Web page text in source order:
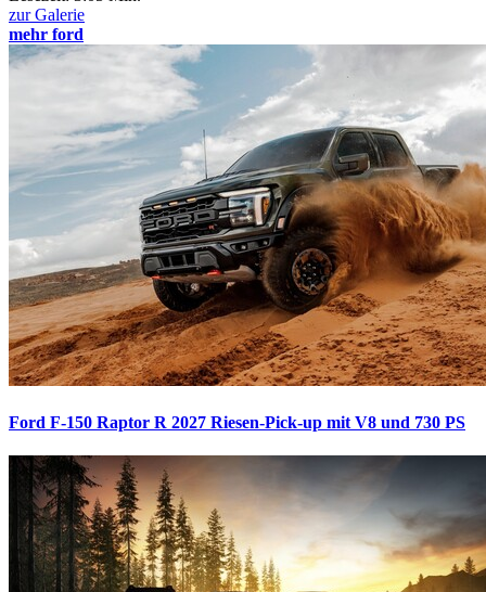
zur Galerie
mehr ford
Ford F-150 Raptor R 2027 Riesen-Pick-up mit V8 und 730 PS